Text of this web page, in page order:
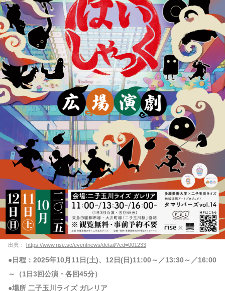
出典： https://www.rise.sc/eventnews/detail/?cd=001233
●日程：2025年10月11日(土)、12日(日)11:00～／13:30～／16:00
～（1日3回公演・各回45分）
●場所 二子玉川ライズ ガレリア